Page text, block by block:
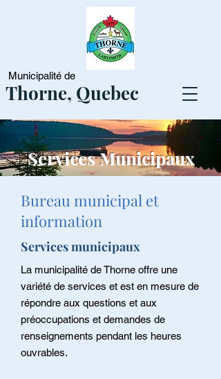
Municipalité de
Thorne, Quebec
Services Municipaux
Bureau municipal et
information
Services municipaux
La municipalité de Thorne offre une
variété de services et est en mesure de
répondre aux questions et aux
préoccupations et demandes de
renseignements pendant les heures
ouvrables.